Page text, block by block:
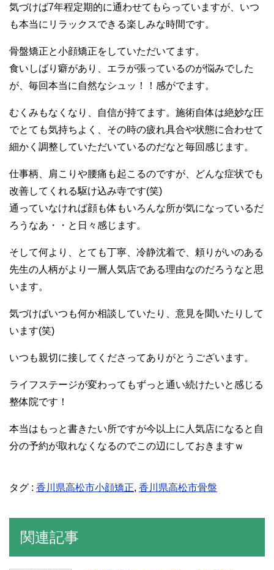
気づけば7年程定期的に通わせてもらっていますが、いつ
も本当にリラックスできる楽しみな時間です。
骨盤矯正と小顔矯正をしていただいてます。
食いしばり癖があり、エラが張っているのが悩みでした
が、毎回本当に自然なシュッ！！感がでます。
むくみもなくなり、自信が持てます。施術自体は絶妙な圧
でとても気持ちよく、その時の疲れ具合や状態に合わせて
細かく調整していただいているのだなと毎回感じます。
仕事柄、肩こりや腰痛も起こるのですが、どんな症状でも
改善してくれる駆け込み寺です(笑)
通っていなければ顔も体もいろんな所が気になっているだ
ろうなあ・・と日々感じます。
そして何より、とても丁寧、冷静沈着で、頼りがいのある
先生の人柄がより一層人気店である理由なのだろうなと思
います。
気づけばいつも何か相談していたり、意見を聞いたりして
います(笑)
いつも親切に接してくださってありがとうございます。
ライフステージが変わってもずっと通い続けたいと感じる
整体院です！
本当はもっと書きたい所ですが今以上に人気店になると自
分の予約が取れなくなるのでこの辺にしておきますｗ
タグ : 香川県高松市小顔矯正, 香川県高松市骨盤
関連記事